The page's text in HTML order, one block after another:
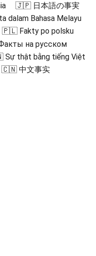
🇯🇵 日本語の事実
dalam Bahasa Melayu
🇵🇱 Fakty po polsku
на русском
thật bằng tiếng Việt
🇨🇳 中文事实